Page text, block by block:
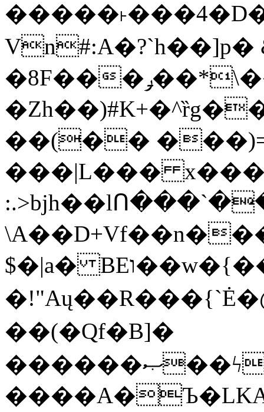
Vn#:A�?`h��]p�
�8F���ݛ��*\��U��S
��(��
���|L���
$�|a� BEו��w�{���;���q�X��d%�������W� hU�(�1�Ū}9�S�F<��i�L3�;�
��(�Qf�B]�
������ޞ��ϟak��r��_39$�8�p���7�2�yIZ�R��x��/